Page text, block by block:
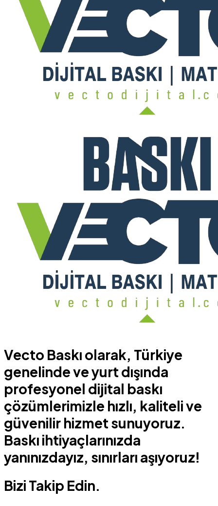
Vecto Baskı olarak, Türkiye
genelinde ve yurt dışında
profesyonel dijital baskı
çözümlerimizle hızlı, kaliteli ve
güvenilir hizmet sunuyoruz.
Baskı ihtiyaçlarınızda
yanınızdayız, sınırları aşıyoruz!
Bizi Takip Edin.